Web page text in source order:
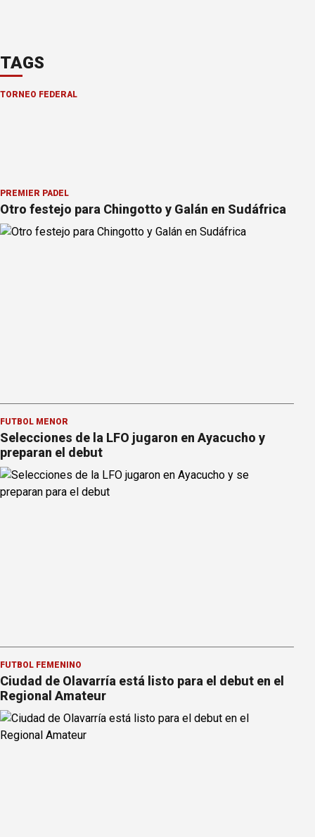
TAGS
TORNEO FEDERAL
PREMIER PÁDEL
Otro festejo para Chingotto y Galán en Sudáfrica
FÚTBOL MENOR
Selecciones de la LFO jugaron en Ayacucho y
preparan el debut
FÚTBOL FEMENINO
Ciudad de Olavarría está listo para el debut en el
Regional Amateur